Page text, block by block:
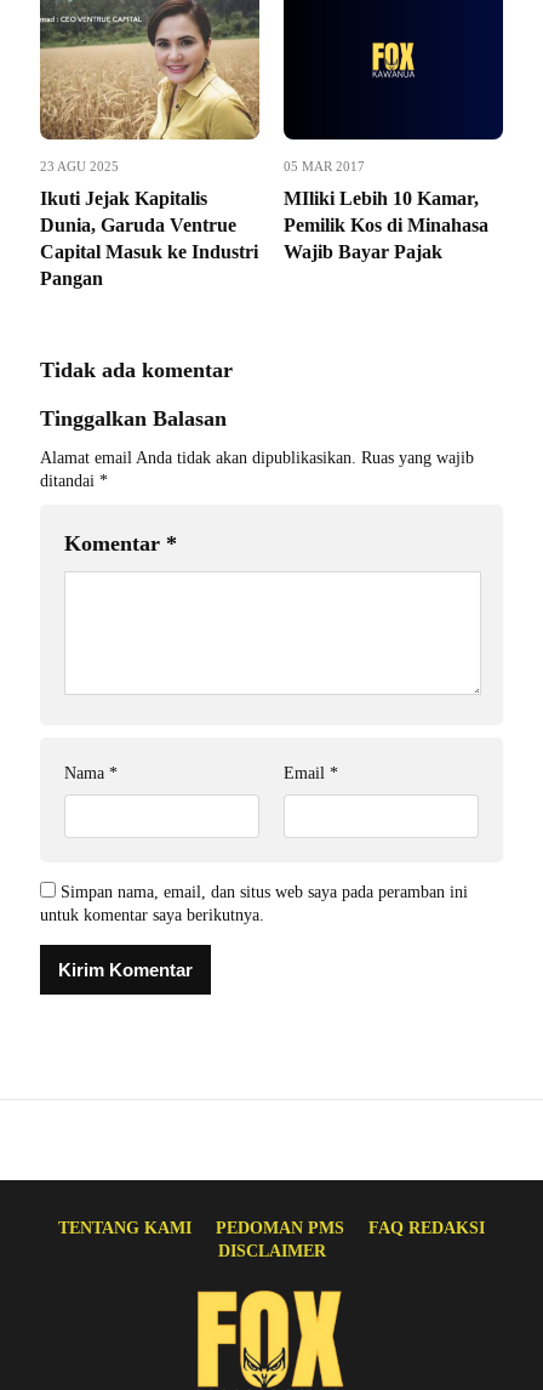
23 AGU 2025
Ikuti Jejak Kapitalis
Dunia, Garuda Ventrue
Capital Masuk ke Industri
Pangan
05 MAR 2017
MIliki Lebih 10 Kamar,
Pemilik Kos di Minahasa
Wajib Bayar Pajak
Tidak ada komentar
Tinggalkan Balasan
Alamat email Anda tidak akan dipublikasikan. Ruas yang wajib
ditandai *
Komentar *
Nama * Email *
Simpan nama, email, dan situs web saya pada peramban ini
untuk komentar saya berikutnya.
TENTANG KAMI PEDOMAN PMS
FAQ REDAKSI
DISCLAIMER